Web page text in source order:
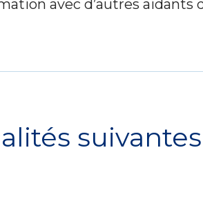
avec d’autres
suivantes